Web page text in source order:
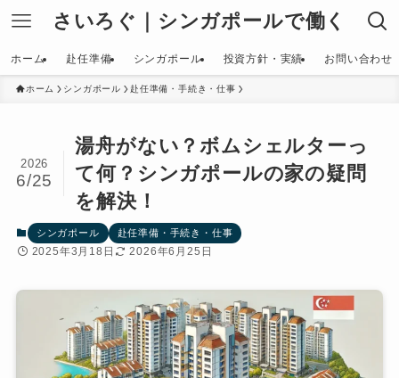
さいろぐ｜シンガポールで働く
ホーム 赴任準備 シンガポール 投資方針・実績 お問い合わせ
ホーム シンガポール 赴任準備・手続き・仕事
湯舟がない？ボムシェルターっ
て何？シンガポールの家の疑問
を解決！
2026
6/25
シンガポール 赴任準備・手続き・仕事
2025年3月18日 2026年6月25日